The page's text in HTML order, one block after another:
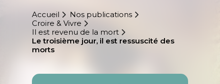
Accueil
Nos publications
Croire & Vivre
Il est revenu de la mort
Le troisième jour, il est ressuscité des
morts